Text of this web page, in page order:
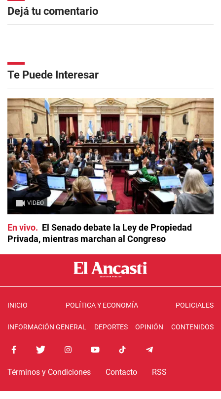
Dejá tu comentario
Te Puede Interesar
VIDEO
En vivo
El Senado debate la Ley de Propiedad
Privada, mientras marchan al Congreso
INICIO POLÍTICA Y ECONOMÍA POLICIALES
INFORMACIÓN GENERAL DEPORTES OPINIÓN CONTENIDOS
Términos y Condiciones Contacto RSS